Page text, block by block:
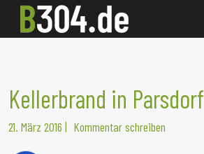
Kellerbrand in Parsdorf
21. März 2016 | Kommentar schreiben